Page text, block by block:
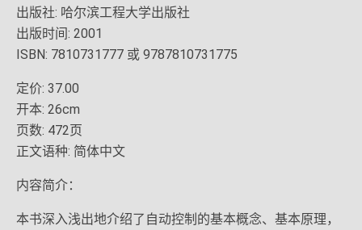
出版社: 哈尔滨工程大学出版社
出版时间: 2001
ISBN: 7810731777 或 9787810731775
定价: 37.00
开本: 26cm
页数: 472页
正文语种: 简体中文
内容简介：
本书深入浅出地介绍了自动控制的基本概念、基本原理，